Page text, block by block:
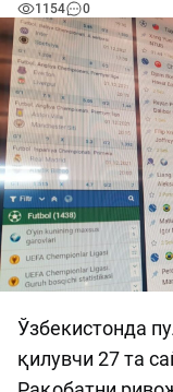
1154 0
Ўзбекистонда
қилувчи 27 та